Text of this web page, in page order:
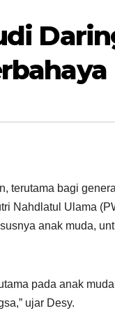
terutama bagi
Nahdlatul Ulama
anak muda,
pada anak
ujar Desy.